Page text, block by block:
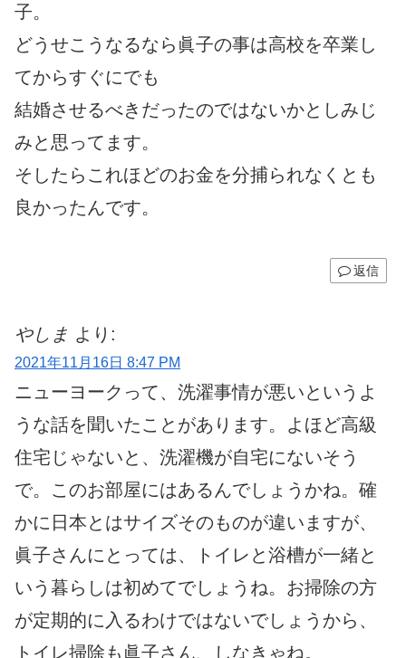
子。
どうせこうなるなら眞子の事は高校を卒業し
てからすぐにでも
結婚させるべきだったのではないかとしみじ
みと思ってます。
そしたらこれほどのお金を分捕られなくとも
良かったんです。
返信
やしま より:
2021年11月16日 8:47 PM
ニューヨークって、洗濯事情が悪いというよ
うな話を聞いたことがあります。よほど高級
住宅じゃないと、洗濯機が自宅にないそう
で。このお部屋にはあるんでしょうかね。確
かに日本とはサイズそのものが違いますが、
眞子さんにとっては、トイレと浴槽が一緒と
いう暮らしは初めてでしょうね。お掃除の方
が定期的に入るわけではないでしょうから、
トイレ掃除も眞子さん、しなきゃね。